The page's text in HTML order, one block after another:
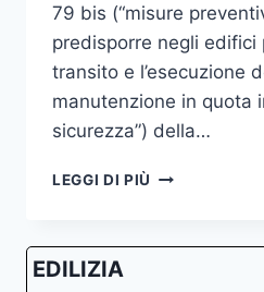
79 bis (“misure
predisporre negli edifici
transito e l’esecuzione
manutenzione in quota
sicurezza”) della…
LEGGI DI PIÙ MODIFICATO
BIS
EDILIZIA